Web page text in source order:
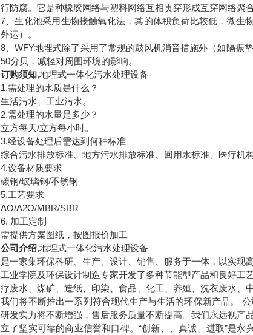
行防腐。它是种橡胶网络与塑料网络互相贯穿形成互穿网络聚
7 、生化池采用生物接触氧化法，其的体积负荷比较低，微生
外运）。
8 、WFY地埋式除了采用了常规的鼓风机消音措施外（如隔振
50分贝，减轻对周围环境的影响。
订购须知,地埋式一体化污水处理设备
1.需处理的水质是什么？
生活污水、工业污水。
2.需处理的水量是多少？
立方每天/立方每小时。
3.经设备处理后需达到何种标准
综合污水排放标准、地方污水排放标准、回用水标准、医疗机
4.设备材质要求
碳钢/玻璃钢/不锈钢
5.工艺要求
AO/A2O/MBR/SBR
6. 加工定制
需提供方案图纸，按图报价加工
公司介绍,地埋式一体化污水处理设备
是一家集环保科研、生产、设计、销售、服务于一体，以实
工业学院及环保设计制造专家开发了多种节能型产品和良好
疗废水、煤矿、造纸、印染、食品、化工、养殖、洗衣废水
我们将不断推出一系列符合现代生产与生活的环保新产品。
公
研发实力将不断增强，售后服务质量不断提高。我们永远视
立了坚实可靠的商业信誉和口碑。“创新、、真诚、进取”是